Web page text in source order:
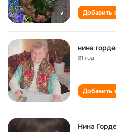
Добавить
нина
81 год
Добавить
Нина